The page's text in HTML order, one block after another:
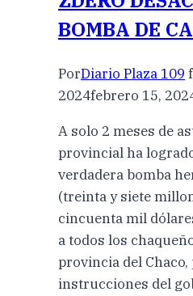
BOMBA DE
PorDiario Plaza 109
2024febrero 15,
A solo 2 meses de
provincial ha
verdadera bomba
(treinta y siete
cincuenta mil
a todos los
provincia del
instrucciones del